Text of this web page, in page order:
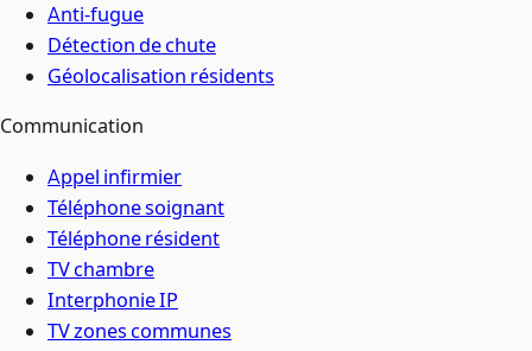
Anti-fugue
Détection de chute
Géolocalisation résidents
Communication
Appel infirmier
Téléphone soignant
Téléphone résident
TV chambre
Interphonie IP
TV zones communes